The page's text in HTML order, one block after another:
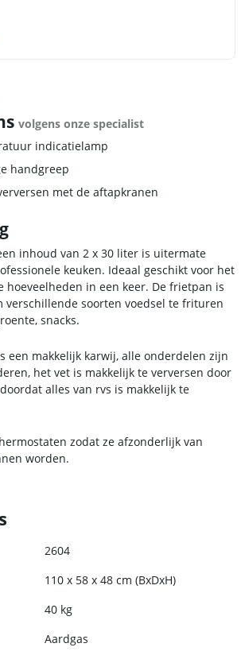
volgens onze specialist
indicatielamp
handgreep
met de aftapkranen
inhoud van 2 x 30 liter is uitermate
keuken. Ideaal geschikt voor het
in een keer. De frietpan is
verschillende soorten voedsel te frituren
snacks.
een makkelijk karwij, alle onderdelen zijn
het vet is makkelijk te verversen door
alles van rvs is makkelijk te
zodat ze afzonderlijk van
worden.
kun je de temperatuur via de
aanpassen. Het
tussen de 50 en 200°C dus ideaal aan te
en rubberen pootjes zodat de hij altijd
2604
110 x 58 x 48 cm (BxDxH)
40 kg
Aardgas